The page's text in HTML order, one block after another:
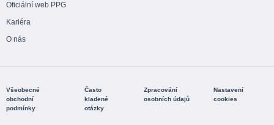
Oficiální web PPG
Kariéra
O nás
Všeobecné
obchodní
podmínky
Často
kladené
otázky
Zpracování
osobních údajů
Nastavení
cookies